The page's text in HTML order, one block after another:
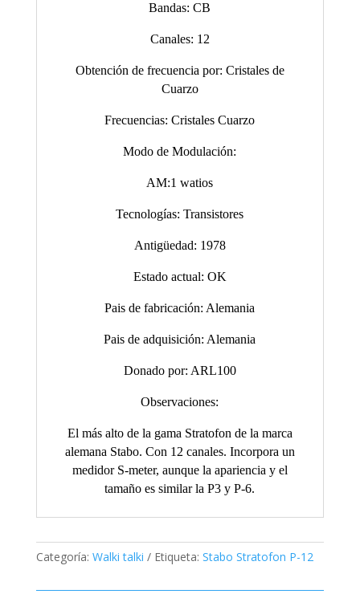
Bandas: CB
Canales: 12
Obtención de frecuencia por: Cristales de
Cuarzo
Frecuencias: Cristales Cuarzo
Modo de Modulación:
AM:1 watios
Tecnologías: Transistores
Antigüedad: 1978
Estado actual: OK
Pais de fabricación: Alemania
Pais de adquisición: Alemania
Donado por: ARL100
Observaciones:
El más alto de la gama Stratofon de la marca
alemana Stabo. Con 12 canales. Incorpora un
medidor S-meter, aunque la apariencia y el
tamaño es similar la P3 y P-6.
Categoría: Walki talki Etiqueta: Stabo Stratofon P-12